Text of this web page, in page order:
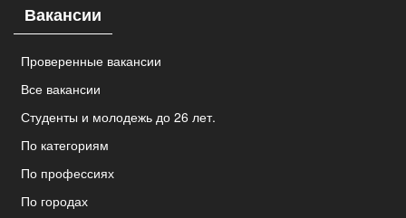
Вакансии
Проверенные вакансии
Все вакансии
Студенты и молодежь до 26 лет.
По категориям
По профессиях
По городах